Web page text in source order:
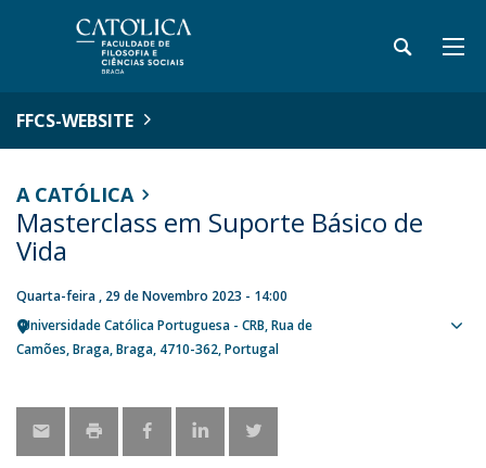
FFCS-WEBSITE
A CATÓLICA
Masterclass em Suporte Básico de
Vida
Quarta-feira , 29 de Novembro 2023 - 14:00
Universidade Católica Portuguesa - CRB Rua de
Camões Braga Braga 4710-362 Portugal